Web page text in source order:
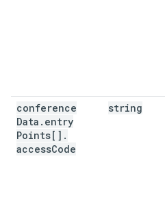
conference
Data . entry
Points[] .
accessCode
string